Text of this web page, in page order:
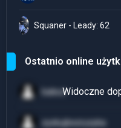
Squaner - Leady: 62
Ostatnio online
baleut
zyskujbezryzyka